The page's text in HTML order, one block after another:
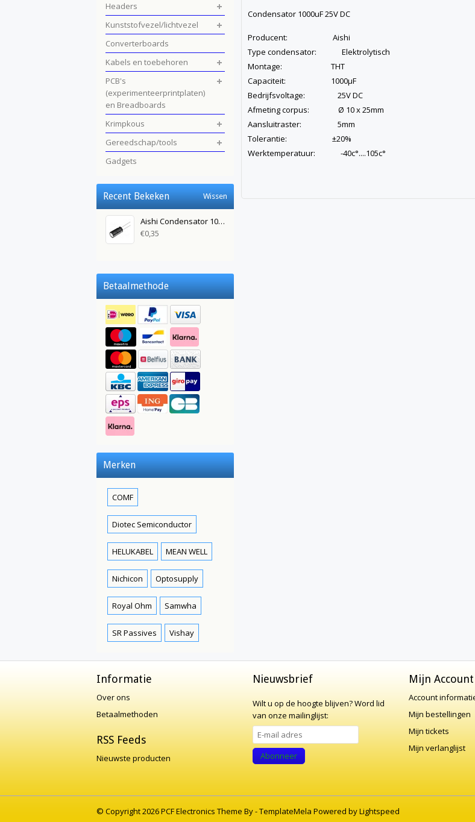
Condensator 1000uF 25V DC
Producent: Aishi
Type condensator: Elektrolytisch
Montage: THT
Capaciteit: 1000µF
Bedrijfsvoltage: 25V DC
Afmeting corpus: Ø 10 x 25mm
Aansluitraster: 5mm
Tolerantie: ±20%
Werktemperatuur: -40c°....105c°
Headers
Kunststofvezel/lichtvezel
Converterboards
Kabels en toebehoren
PCB's
(experimenteerprintplaten)
en Breadboards
Krimpkous
Gereedschap/tools
Gadgets
Recent Bekeken Wissen
Aishi Condensator 1000uF 25V DC
€0,35
Betaalmethode
Merken
COMF
Diotec Semiconductor
HELUKABEL MEAN WELL
Nichicon Optosupply
Royal Ohm Samwha
SR Passives Vishay
Informatie
Over ons
Betaalmethoden
RSS Feeds
Nieuwste producten
Nieuwsbrief
Wilt u op de hoogte blijven?Word lid
van onze mailinglijst:
Abonneer
Mijn Account
Account
Mijn bestellingen
Mijn tickets
Mijn verlanglijst
© Copyright 2026 PCF Electronics Theme By -TemplateMela Powered byLightspeed